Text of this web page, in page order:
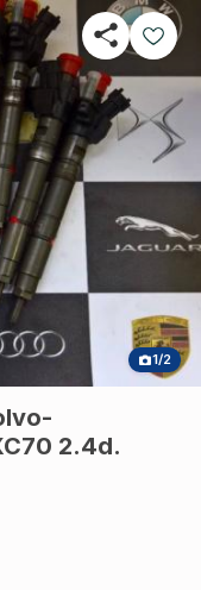
1/2
2.4d.